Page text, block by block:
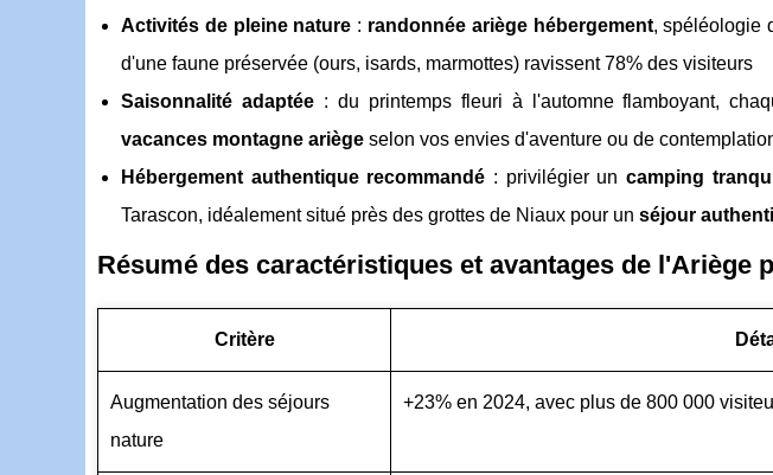
Activités de pleine nature : randonnée ariège hébergement, spéléologie
d'une faune préservée (ours, isards, marmottes) ravissent 78% des visiteurs
Saisonnalité adaptée: du printemps fleuri à l'automne flamboyant,
vacances montagne ariège selon vos envies d'aventure ou de
Hébergement authentique recommandé : privilégier uncamping
Tarascon, idéalement situé près des grottes de Niaux pour un séjour
Résumé des caractéristiques et avantages de l'Ariège
Critère
Augmentation des séjours
nature
+23% en 2024, avec plus de 800 000